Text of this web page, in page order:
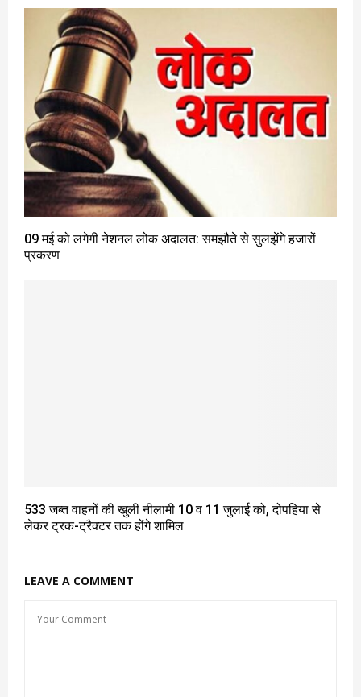
09 मई को लगेगी नेशनल लोक अदालत: समझौते से सुलझेंगे हजारों
प्रकरण
533 जब्त वाहनों की खुली नीलामी 10 व 11 जुलाई को, दोपहिया से
लेकर ट्रक-ट्रैक्टर तक होंगे शामिल
LEAVE A COMMENT